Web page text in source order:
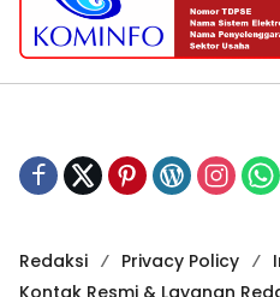
Redaksi Privacy Policy